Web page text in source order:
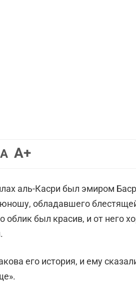
AВернуть
A+Увеличить
аль-Касри был эмиром
обладавшего
был красив, и от него
его история, и ему